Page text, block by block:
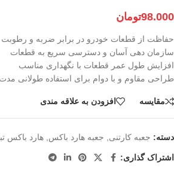
98.000تومان
حفاظت از قطعات خودرو در برابر ضربه و رطوبت
سازمان‌ دهی آسان و دسترسی سریع به قطعات
افزایش طول عمر قطعات با نگهداری مناسب
طراحی مقاوم و با دوام برای استفاده طولانی مدت
مقايسه افزودن به علاقه مندی
دسته: جعبه کارتنی جعبه هارد باکس هارد باکس
اشتراک گذاری: